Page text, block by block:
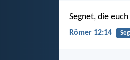
Segnet, die
Römer 12:14